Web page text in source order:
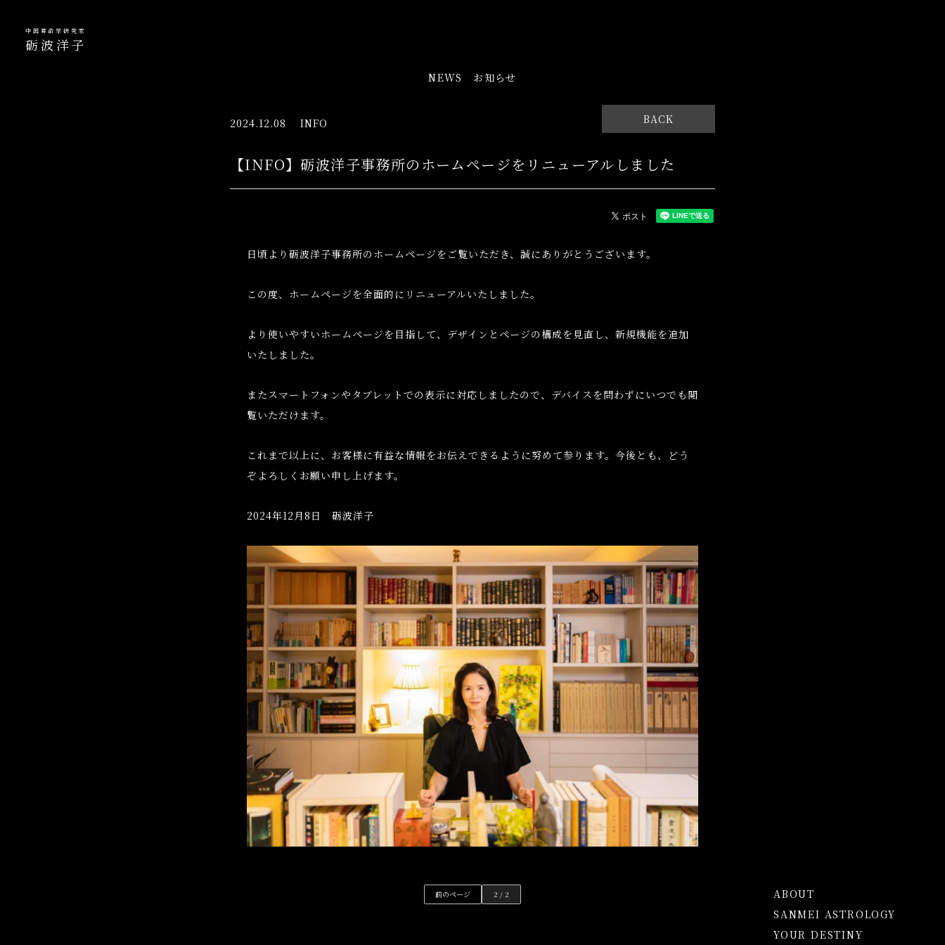
中国算命学研究家
砺波洋子
ABOUT
SANMEI ASTROLOGY
YOUR DESTINY
NEWS お知らせ
2024.12.08 INFO BACK
【INFO】砺波洋子事務所のホームページをリニューアルしました
日頃より砺波洋子事務所のホームページをご覧いただき、誠にありがとうございます。
この度、ホームページを全面的にリニューアルいたしました。
より使いやすいホームページを目指して、デザインとページの構成を見直し、新規機能を追加
いたしました。
またスマートフォンやタブレットでの表示に対応しましたので、デバイスを問わずにいつでも閲
覧いただけます。
これまで以上に、お客様に有益な情報をお伝えできるように努めて参ります。今後とも、どう
ぞよろしくお願い申し上げます。
2024年12月8日 砺波洋子
前のページ 2 / 2